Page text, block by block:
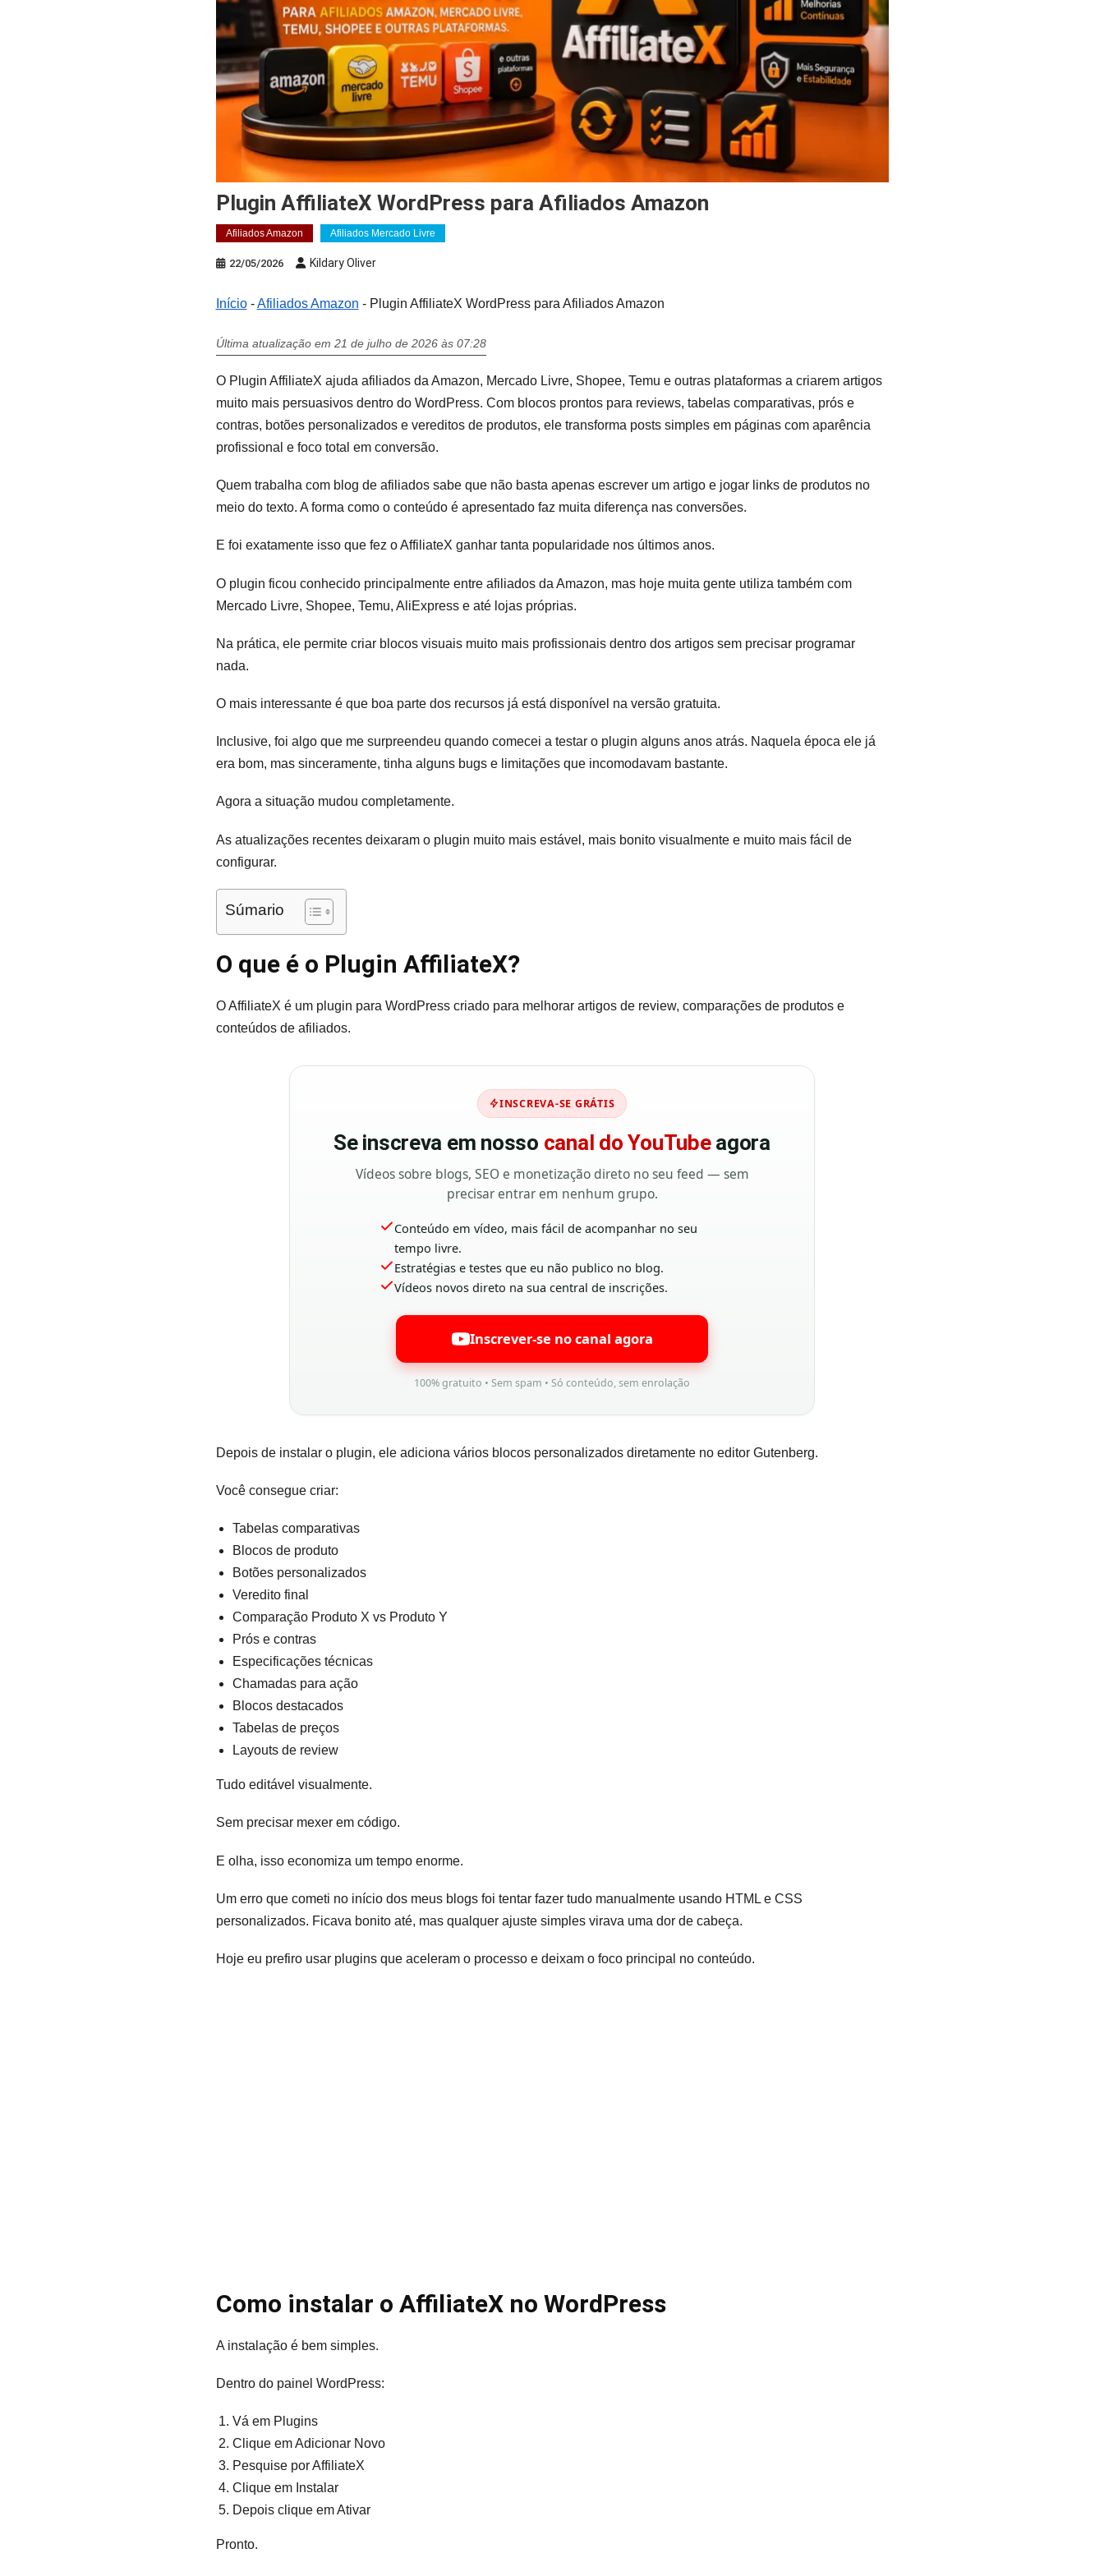
Plugin AffiliateX WordPress para Afiliados Amazon
Afiliados Amazon Afiliados Mercado Livre
22/05/2026 Kildary Oliver
Início-Afiliados Amazon - Plugin AffiliateX WordPress para Afiliados Amazon
Última atualização em 21 de julho de 2026 às 07:28
O Plugin AffiliateX ajuda afiliados da Amazon, Mercado Livre, Shopee, Temu e outras plataformas a criarem artigos
muito mais persuasivos dentro do WordPress. Com blocos prontos para reviews, tabelas comparativas, prós e
contras, botões personalizados e vereditos de produtos, ele transforma posts simples em páginas com aparência
profissional e foco total em conversão.
Quem trabalha com blog de afiliados sabe que não basta apenas escrever um artigo e jogar links de produtos no
meio do texto. A forma como o conteúdo é apresentado faz muita diferença nas conversões.
E foi exatamente isso que fez o AffiliateX ganhar tanta popularidade nos últimos anos.
O plugin ficou conhecido principalmente entre afiliados da Amazon, mas hoje muita gente utiliza também com
Mercado Livre, Shopee, Temu, AliExpress e até lojas próprias.
Na prática, ele permite criar blocos visuais muito mais profissionais dentro dos artigos sem precisar programar
nada.
O mais interessante é que boa parte dos recursos já está disponível na versão gratuita.
Inclusive, foi algo que me surpreendeu quando comecei a testar o plugin alguns anos atrás. Naquela época ele já
era bom, mas sinceramente, tinha alguns bugs e limitações que incomodavam bastante.
Agora a situação mudou completamente.
As atualizações recentes deixaram o plugin muito mais estável, mais bonito visualmente e muito mais fácil de
configurar.
Súmario
O que é o Plugin AffiliateX?
O AffiliateX é um plugin para WordPress criado para melhorar artigos de review, comparações de produtos e
conteúdos de afiliados.
INSCREVA-SE GRÁTIS
Se inscreva em nosso canal do YouTubeagora
Vídeos sobre blogs, SEO e monetização direto no seu feed — sem
precisar entrar em nenhum grupo.
Conteúdo em vídeo, mais fácil de acompanhar no seu
tempo livre.
Estratégias e testes que eu não publico no blog.
Vídeos novos direto na sua central de inscrições.
Inscrever-se no canal agora
100% gratuito • Sem spam • Só conteúdo, sem enrolação
Depois de instalar o plugin, ele adiciona vários blocos personalizados diretamente no editor Gutenberg.
Você consegue criar:
Tabelas comparativas
Blocos de produto
Botões personalizados
Veredito final
Comparação Produto X vs Produto Y
Prós e contras
Especificações técnicas
Chamadas para ação
Blocos destacados
Tabelas de preços
Layouts de review
Tudo editável visualmente.
Sem precisar mexer em código.
E olha, isso economiza um tempo enorme.
Um erro que cometi no início dos meus blogs foi tentar fazer tudo manualmente usando HTML e CSS
personalizados. Ficava bonito até, mas qualquer ajuste simples virava uma dor de cabeça.
Hoje eu prefiro usar plugins que aceleram o processo e deixam o foco principal no conteúdo.
Como instalar o AffiliateX no WordPress
A instalação é bem simples.
Dentro do painel WordPress:
Vá em Plugins
Clique em Adicionar Novo
Pesquise por AffiliateX
Clique em Instalar
Depois clique em Ativar
Pronto.